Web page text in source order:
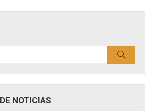
NOTICIAS